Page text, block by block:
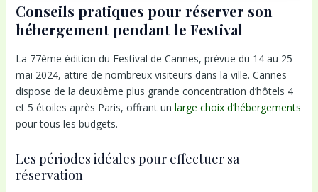
Conseils pratiques pour réserver son
hébergement pendant le Festival
La 77ème édition du Festival de Cannes, prévue du 14 au 25
mai 2024, attire de nombreux visiteurs dans la ville. Cannes
dispose de la deuxième plus grande concentration d’hôtels 4
et 5 étoiles après Paris, offrant un large choix d’hébergements
pour tous les budgets.
Les périodes idéales pour effectuer sa
réservation